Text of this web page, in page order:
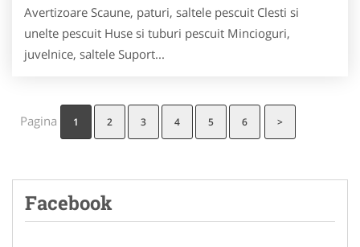
Avertizoare Scaune, paturi, saltele pescuit Clesti si
unelte pescuit Huse si tuburi pescuit Mincioguri,
juvelnice, saltele Suport...
Pagina 1 2 3 4 5 6 >
Facebook